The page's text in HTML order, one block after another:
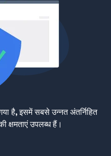
है, इसमें सबसे उन्नत अंतर्निहित
क्षमताएं उपलब्ध हैं।